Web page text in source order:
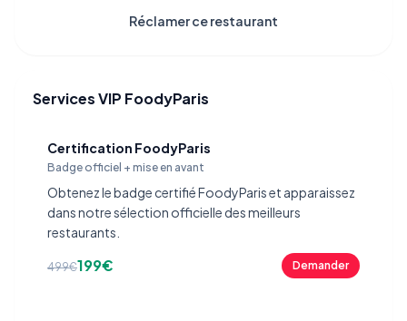
Réclamer ce restaurant
Services VIP FoodyParis
Certification FoodyParis
Badge officiel + mise en avant
Obtenez le badge certifié FoodyParis et apparaissez
dans notre sélection officielle des meilleurs
restaurants.
499€199€ Demander